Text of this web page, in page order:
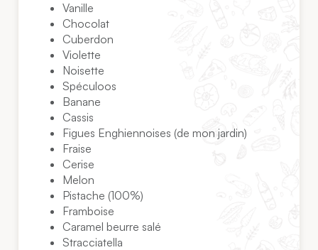
Vanille
Chocolat
Cuberdon
Violette
Noisette
Spéculoos
Banane
Cassis
Figues Enghiennoises (de mon jardin)
Fraise
Cerise
Melon
Pistache (100%)
Framboise
Caramel beurre salé
Stracciatella